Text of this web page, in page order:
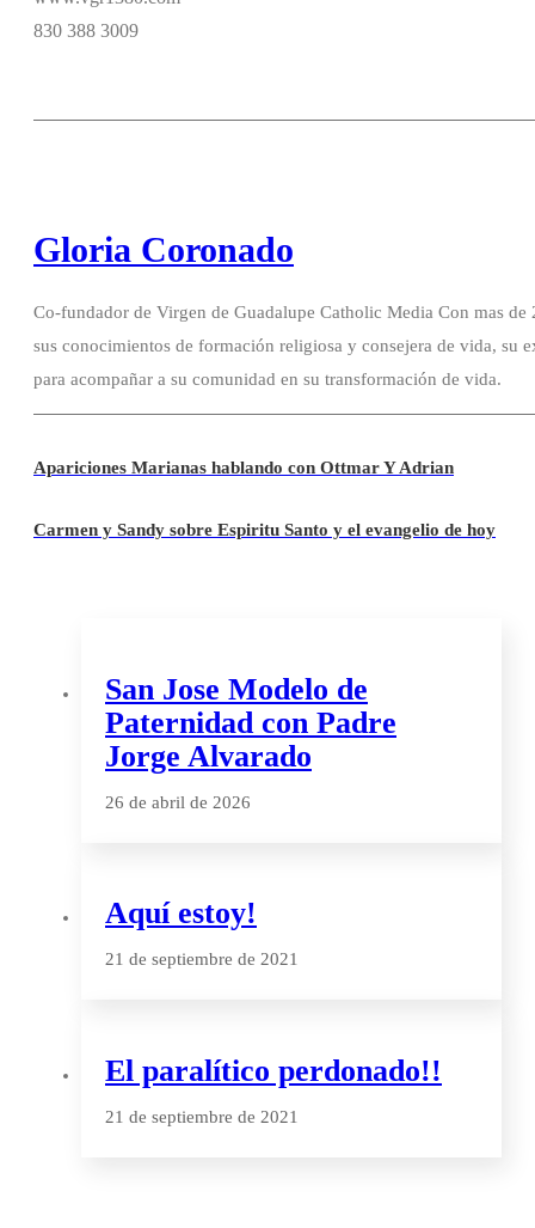
830 388 3009
Gloria Coronado
Co-fundador de Virgen de Guadalupe Catholic Media Con mas
sus conocimientos de formación religiosa y consejera de vida, su
para acompañar a su comunidad en su transformación de vida.
Apariciones Marianas hablando con Ottmar Y Adrian
Carmen y Sandy sobre Espiritu Santo y el evangelio de hoy
San Jose Modelo de
Paternidad con Padre
Jorge Alvarado
26 de abril de 2026
Aquí estoy!
21 de septiembre de 2021
El paralítico perdonado!!
21 de septiembre de 2021